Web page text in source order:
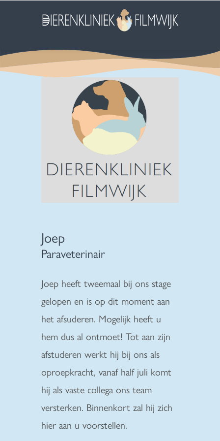
Joep
Paraveterinair
Joep heeft tweemaal bij ons stage
gelopen en is op dit moment aan
het afsuderen. Mogelijk heeft u
hem dus al ontmoet! Tot aan zijn
afstuderen werkt hij bij ons als
oproepkracht, vanaf half juli komt
hij als vaste collega ons team
versterken. Binnenkort zal hij zich
hier aan u voorstellen.